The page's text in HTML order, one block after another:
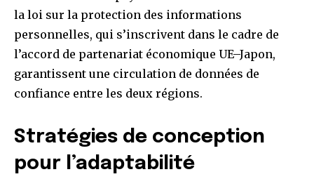
la loi sur la protection des informations
personnelles, qui s’inscrivent dans le cadre de
l’accord de partenariat économique UE–Japon,
garantissent une circulation de données de
confiance entre les deux régions.
Stratégies de conception
pour l’adaptabilité